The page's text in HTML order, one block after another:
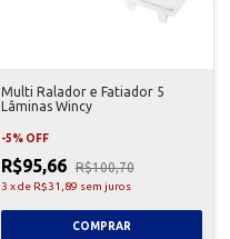
Multi Ralador e Fatiador 5
Lâminas Wincy
-5% OFF
R$95,66 R$100,70
3 xde R$31,89 sem juros